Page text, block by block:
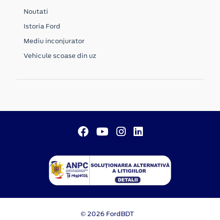
Noutati
Istoria Ford
Mediu inconjurator
Vehicule scoase din uz
© 2026 FordBDT